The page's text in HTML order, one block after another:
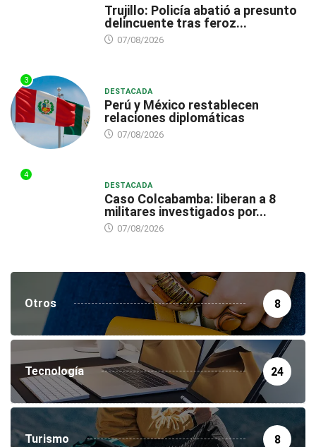
Trujillo: Policía abatió a presunto
delincuente tras feroz...
07/08/2026
3
DESTACADA
Perú y México restablecen
relaciones diplomáticas
07/08/2026
4
DESTACADA
Caso Colcabamba: liberan a 8
militares investigados por...
07/08/2026
Otros 8
Tecnología 24
Turismo 8